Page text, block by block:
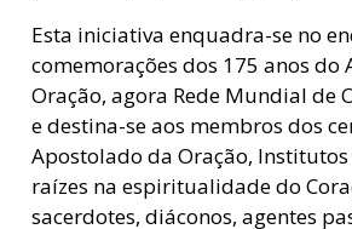
Esta iniciativa enquadra-se no
comemorações dos 175 anos do
Oração, agora Rede Mundial de
e destina-se aos membros dos
Apostolado da Oração,
raízes na espiritualidade do
sacerdotes, diáconos, agentes